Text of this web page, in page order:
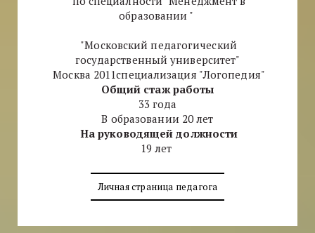
образовании "
"Московский педагогический
государственный университет"
Москва 2011специализация "Логопедия"
Общий стаж работы
33 года
В образовании 20 лет
На руководящей должности
19 лет
Личная страница педагога